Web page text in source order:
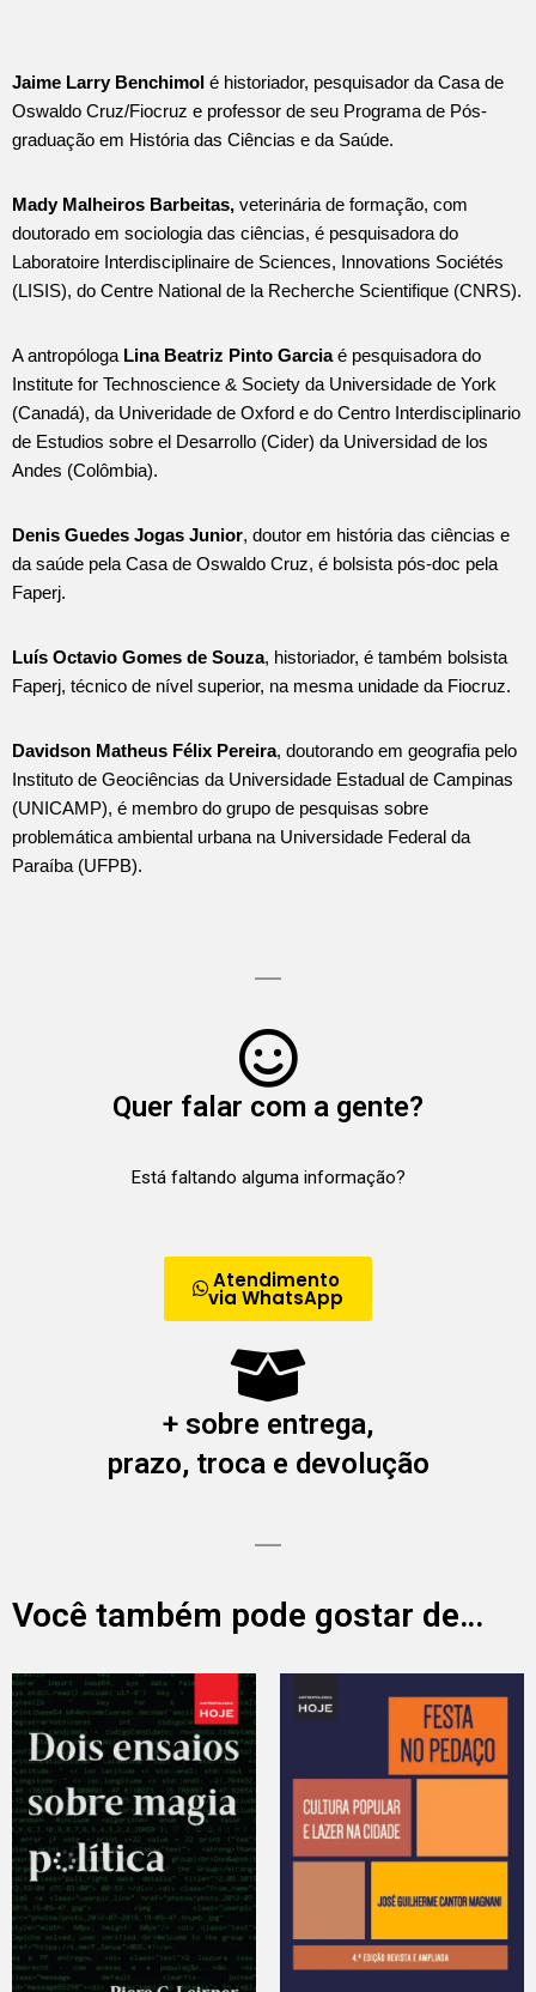
Jaime Larry Benchimol é historiador, pesquisador da Casa de
Oswaldo Cruz/Fiocruz e professor de seu Programa de Pós-
graduação em História das Ciências e da Saúde.
Mady Malheiros Barbeitas, veterinária de formação, com
doutorado em sociologia das ciências, é pesquisadora do
Laboratoire Interdisciplinaire de Sciences, Innovations Sociétés
(LISIS), do Centre National de la Recherche Scientifique (CNRS).
A antropóloga Lina Beatriz Pinto Garciaé pesquisadora do
Institute for Technoscience & Society da Universidade de York
(Canadá), da Univeridade de Oxford e do Centro Interdisciplinario
de Estudios sobre el Desarrollo (Cider) da Universidad de los
Andes (Colômbia).
Denis Guedes Jogas Junior, doutor em história das ciências e
da saúde pela Casa de Oswaldo Cruz, é bolsista pós-doc pela
Faperj.
Luís Octavio Gomes de Souza, historiador, é também bolsista
Faperj, técnico de nível superior, na mesma unidade da Fiocruz.
Davidson Matheus Félix Pereira, doutorando em geografia pelo
Instituto de Geociências da Universidade Estadual de Campinas
(UNICAMP), é membro do grupo de pesquisas sobre
problemática ambiental urbana na Universidade Federal da
Paraíba (UFPB).
Quer falar com a gente?
Está faltando alguma informação?
Atendimento
via WhatsApp
+ sobre entrega,
prazo, troca e devolução
Você também pode gostar de…